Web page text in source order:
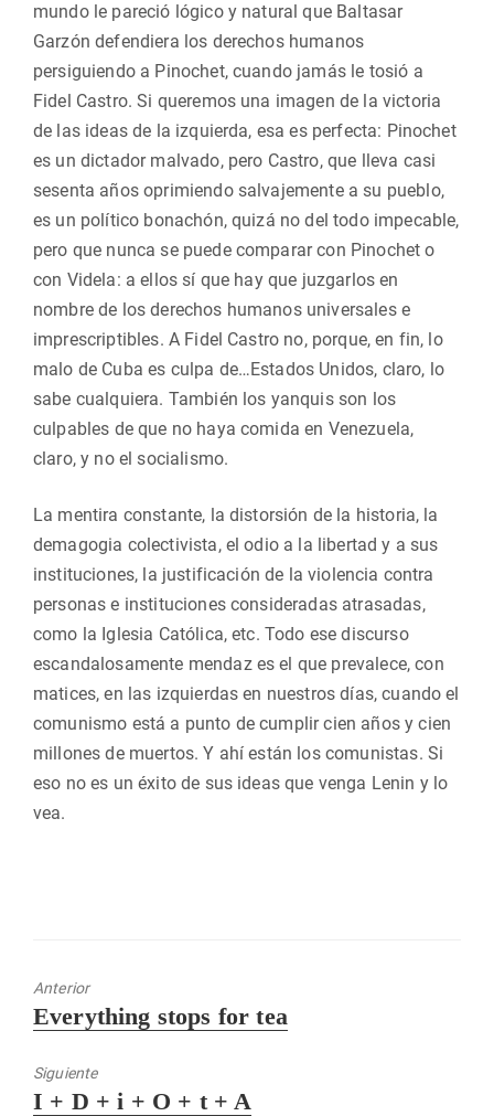
mundo le pareció lógico y natural que Baltasar
Garzón defendiera los derechos humanos
persiguiendo a Pinochet, cuando jamás le tosió a
Fidel Castro. Si queremos una imagen de la victoria
de las ideas de la izquierda, esa es perfecta: Pinochet
es un dictador malvado, pero Castro, que lleva casi
sesenta años oprimiendo salvajemente a su pueblo,
es un político bonachón, quizá no del todo impecable,
pero que nunca se puede comparar con Pinochet o
con Videla: a ellos sí que hay que juzgarlos en
nombre de los derechos humanos universales e
imprescriptibles. A Fidel Castro no, porque, en fin, lo
malo de Cuba es culpa de…Estados Unidos, claro, lo
sabe cualquiera. También los yanquis son los
culpables de que no haya comida en Venezuela,
claro, y no el socialismo.
La mentira constante, la distorsión de la historia, la
demagogia colectivista, el odio a la libertad y a sus
instituciones, la justificación de la violencia contra
personas e instituciones consideradas atrasadas,
como la Iglesia Católica, etc. Todo ese discurso
escandalosamente mendaz es el que prevalece, con
matices, en las izquierdas en nuestros días, cuando el
comunismo está a punto de cumplir cien años y cien
millones de muertos. Y ahí están los comunistas. Si
eso no es un éxito de sus ideas que venga Lenin y lo
vea.
Anterior
Entrada
Everything stops for tea
Siguiente
Entrada
I + D + i + O + t + A